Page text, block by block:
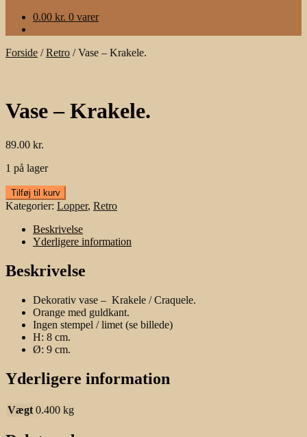
0.00 kr. 0 varer
Forside /Retro /Vase – Krakele.
Vase – Krakele.
89.00 kr.
1 på lager
Vase
-
Krakele.
antal
Tilføj til kurv
Kategorier: Lopper, Retro
Beskrivelse
Yderligere information
Beskrivelse
Dekorativ vase – Krakele / Craquele.
Orange med guldkant.
Ingen stempel / limet (se billede)
H: 8 cm.
Ø: 9 cm.
Yderligere information
Vægt 0.400 kg